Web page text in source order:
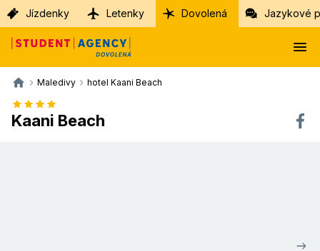
Jízdenky Letenky Dovolená Jazykové
Maledivy hotel Kaani Beach
Kaani Beach